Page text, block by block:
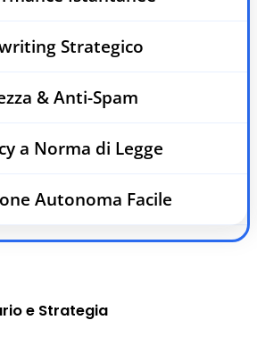
Strategico
& Anti-Spam
a Norma di Legge
Autonoma Facile
e Strategia